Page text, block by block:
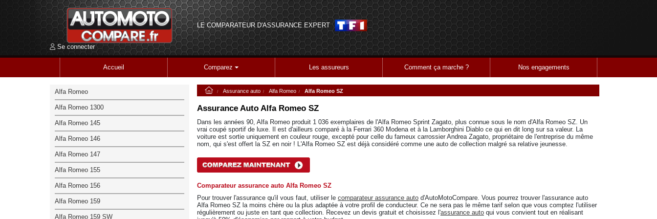
LE COMPARATEUR D'ASSURANCE EXPERT
Se connecter
Accueil Comparez Les assureurs Comment ça marche ? Nos engagements
Assurance auto Alfa Romeo Alfa Romeo SZ
Assurance Auto Alfa Romeo SZ
Dans les années 90, Alfa Romeo produit 1 036 exemplaires de l'Alfa Romeo Sprint Zagato, plus connue sous le nom d'Alfa Romeo SZ. Un
vrai coupé sportif de luxe. Il est d'ailleurs comparé à la Ferrari 360 Modena et à la Lamborghini Diablo ce qui en dit long sur sa valeur. La
voiture est sortie uniquement en couleur rouge, excepté pour celle du fameux carrossier Andrea Zagato, propriétaire de l'entreprise du même
nom, qui s'est offert la SZ en noir ! L'Alfa Romeo SZ est déjà considéré comme une auto de collection malgré sa relative jeunesse.
Comparateur assurance auto Alfa Romeo SZ
Pour trouver l'assurance qu'il vous faut, utiliser le comparateur assurance auto d'AutoMotoCompare. Vous pourrez trouver l'assurance auto
Alfa Romeo SZ la moins chère ou la plus adaptée à votre profil de conducteur. Ce ne sera pas le même tarif selon que vous comptez l'utiliser
régulièrement ou juste en tant que collection. Recevez un devis gratuit et choisissez l'assurance auto qui vous convient tout en réalisant
Alfa Romeo
Alfa Romeo 1300
Alfa Romeo 145
Alfa Romeo 146
Alfa Romeo 147
Alfa Romeo 155
Alfa Romeo 156
Alfa Romeo 159
Alfa Romeo 159 SW